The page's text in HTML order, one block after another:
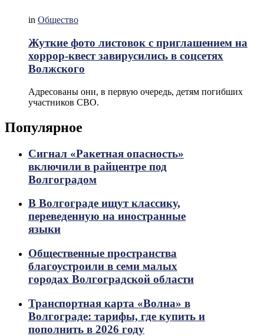
in Общество
Жуткие фото листовок с приглашением на
хоррор-квест завирусились в соцсетях
Волжского
Адресованы они, в первую очередь, детям погибших
участников СВО.
Популярное
Сигнал «Ракетная опасность»
включили в райцентре под
Волгоградом
В Волгограде ищут классику,
переведенную на иностранные
языки
Общественные пространства
благоустроили в семи малых
городах Волгоградской области
Транспортная карта «Волна» в
Волгограде: тарифы, где купить и
пополнить в 2026 году